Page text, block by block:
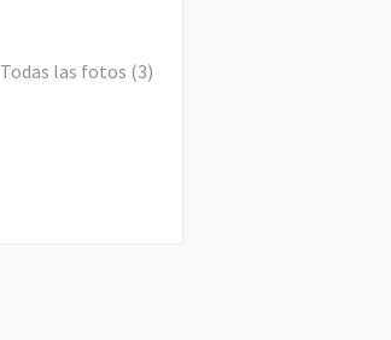
Todas las fotos (3)